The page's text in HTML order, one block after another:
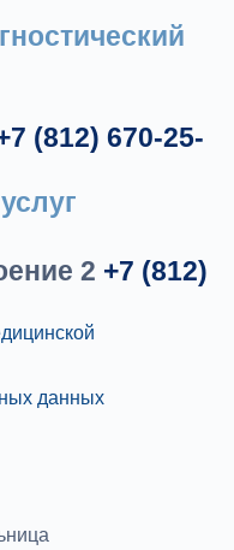
(812) 670-25-
2 +7 (812)
данных